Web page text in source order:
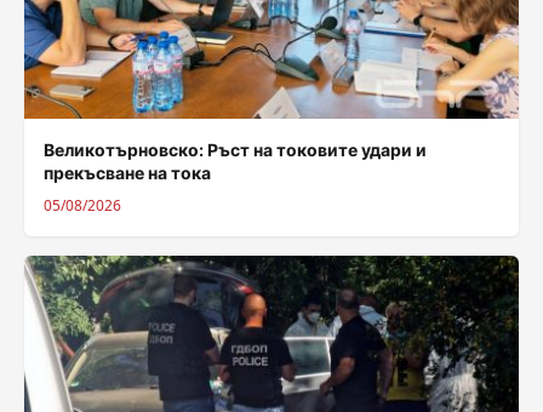
Великотърновско: Ръст на токовите удари и
прекъсване на тока
05/08/2026